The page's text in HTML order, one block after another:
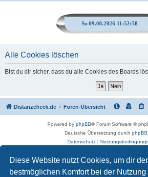
Diese Website nutzt Cookies, um dir
bestmöglichen Komfort bei der Nutzung
So 09.08.2026 11:52:58
Alle Cookies löschen
Bist du dir sicher, dass du alle Cookies des Boards
Distanzcheck.de Foren-Übersicht
Powered by phpBB® Forum Software ©
Deutsche Übersetzung durch
Datenschutz|